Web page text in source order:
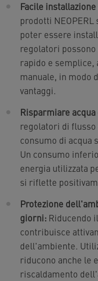
Facile
prodotti
poter essere
regolatori
rapido e semplice,
manuale, in modo
vantaggi.
Risparmiare
regolatori di
consumo di acqua
Un consumo
energia utilizzata
si riflette
Protezione
giorni: Riducendo
contribuisce
dell'ambiente.
riducono anche le
riscaldamento